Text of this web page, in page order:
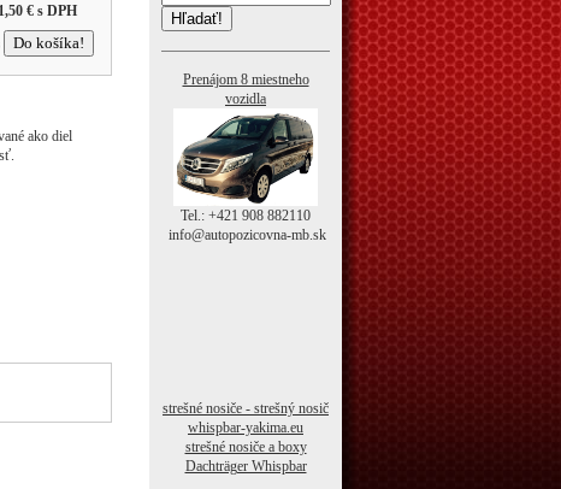
€s DPH
ako diel
Hľadať!
Prenájom 8 miestneho
vozidla
Tel.: +421 908 882110
info@autopozicovna-mb.sk
strešné nosiče - strešný nosič
whispbar-yakima.eu
strešné nosiče a boxy
Dachträger Whispbar